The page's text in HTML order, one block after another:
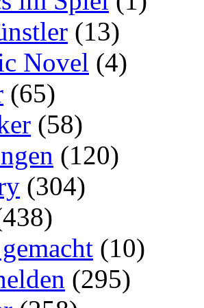
(13)
Novel (4)
(65)
(58)
(120)
(304)
(10)
(295)